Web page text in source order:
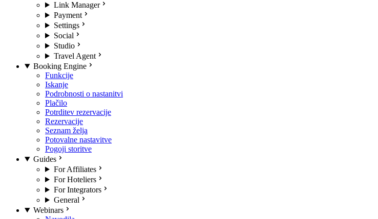
Link Manager
Payment
Settings
Social
Studio
Travel Agent
Booking Engine
Funkcije
Iskanje
Podrobnosti o nastanitvi
Plačilo
Potrditev rezervacije
Rezervacije
Seznam želja
Potovalne nastavitve
Pogoji storitve
Guides
For Affiliates
For Hoteliers
For Integrators
General
Webinars